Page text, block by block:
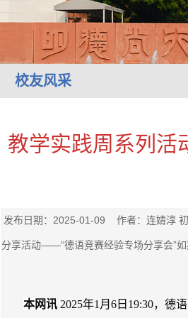
校友风采
教学实践周系列活
发布日期：2025-01-09 作者：连婧淳
分享活动——“德语竞赛经验专场分享会”
本网讯 2025年1月6日19:30，